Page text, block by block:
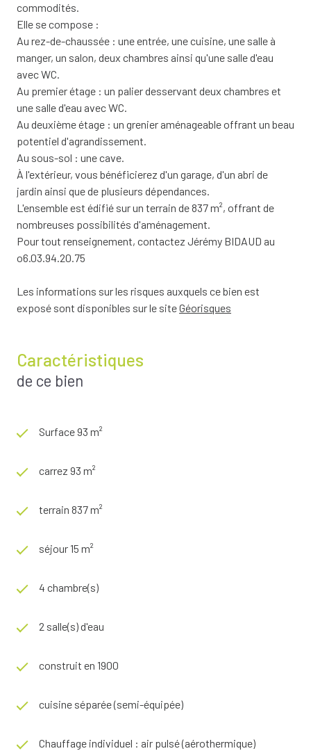
commodités.
Elle se compose :
Au rez-de-chaussée : une entrée, une cuisine, une salle à
manger, un salon, deux chambres ainsi qu'une salle d'eau
avec WC.
Au premier étage : un palier desservant deux chambres et
une salle d'eau avec WC.
Au deuxième étage : un grenier aménageable offrant un beau
potentiel d'agrandissement.
Au sous-sol : une cave.
À l'extérieur, vous bénéficierez d'un garage, d'un abri de
jardin ainsi que de plusieurs dépendances.
L'ensemble est édifié sur un terrain de 837 m², offrant de
nombreuses possibilités d'aménagement.
Pour tout renseignement, contactez Jérémy BIDAUD au
o6.03.94.20.75
Les informations sur les risques auxquels ce bien est
exposé sont disponibles sur le siteGéorisques
Caractéristiques
de ce bien
Surface 93 m²
carrez 93 m²
terrain 837 m²
séjour 15 m²
4 chambre(s)
2 salle(s) d'eau
construit en 1900
cuisine séparée (semi-équipée)
Chauffage individuel : air pulsé (aérothermique)